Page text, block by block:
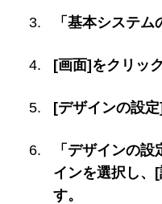
「基本システム
[画面]をクリッ
[デザインの設定
「デザインの
インを選択し、
す。